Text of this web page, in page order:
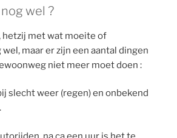
wel ?
hetzij met wat moeite of
maar er zijn een aantal dingen
niet meer moet doen :
slecht weer (regen) en onbekend